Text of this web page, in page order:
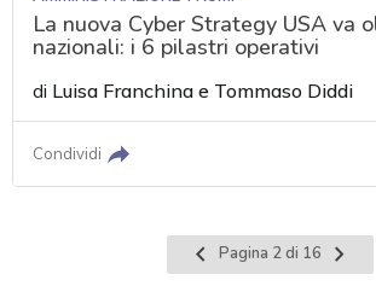
La nuova Cyber Strategy USA va
nazionali: i 6 pilastri operativi
di Luisa Franchina e Tommaso Diddi
Condividi
Pagina
precedente
Pagina 2 di 16
Pagina